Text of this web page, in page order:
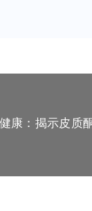
康：揭示皮质